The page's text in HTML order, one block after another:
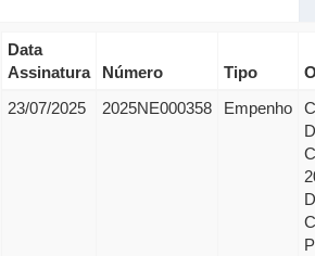
Data
Assinatura
Número Tipo
23/07/2025
2025NE000358 Empenho